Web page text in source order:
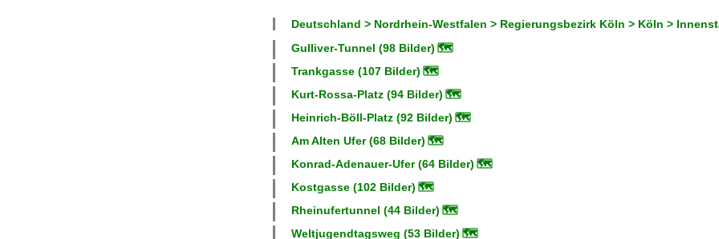
Deutschland > Nordrhein-Westfalen > Regierungsbezirk Köln > Köln >
Gulliver-Tunnel (98 Bilder) 🗺
Trankgasse (107 Bilder) 🗺
Kurt-Rossa-Platz (94 Bilder) 🗺
Heinrich-Böll-Platz (92 Bilder) 🗺
Am Alten Ufer (68 Bilder) 🗺
Konrad-Adenauer-Ufer (64 Bilder) 🗺
Kostgasse (102 Bilder) 🗺
Rheinufertunnel (44 Bilder) 🗺
Weltjugendtagsweg (53 Bilder) 🗺